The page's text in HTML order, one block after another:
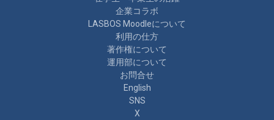
企業コラボ
LASBOS Moodleについて
利用の仕方
著作権について
運用部について
お問合せ
English
SNS
X